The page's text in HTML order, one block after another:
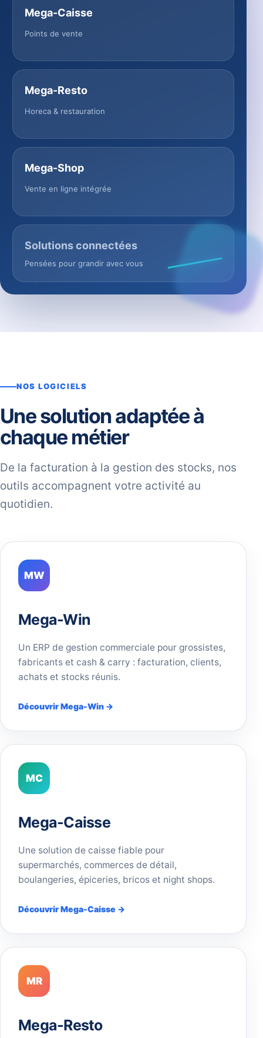
Mega-Caisse
Points de vente
Mega-Resto
Horeca & restauration
Mega-Shop
Vente en ligne intégrée
Solutions connectées
Pensées pour grandir avec vous
NOS LOGICIELS
Une solution adaptée à
chaque métier
De la facturation à la gestion des stocks, nos
outils accompagnent votre activité au
quotidien.
MW
Mega-Win
Un ERP de gestion commerciale pour grossistes,
fabricants et cash & carry : facturation, clients,
achats et stocks réunis.
Découvrir Mega-Win →
MC
Mega-Caisse
Une solution de caisse fiable pour
supermarchés, commerces de détail,
boulangeries, épiceries, bricos et night shops.
Découvrir Mega-Caisse →
MR
Mega-Resto